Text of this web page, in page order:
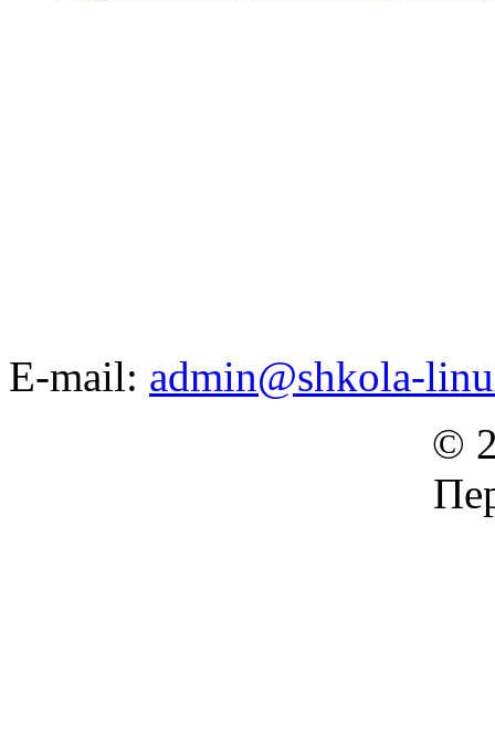
E-mail: admin@shkola-
©